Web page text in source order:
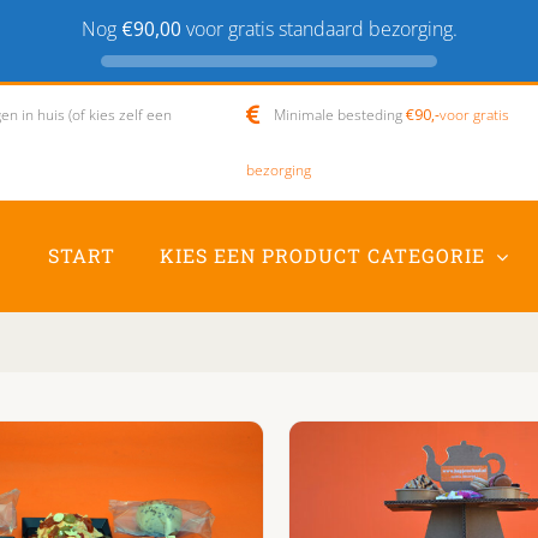
Nog €90,00 voor gratis standaard bezorging.
in huis (of kies zelf een Minimale besteding€90,-voor gratis
bezorging
START KIES EEN PRODUCT CATEGORIE